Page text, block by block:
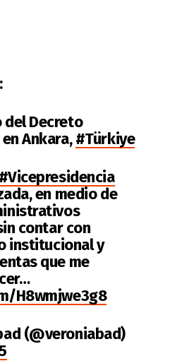
del Decreto
Ankara,#Türkiye
#Vicepresidencia
en medio de
contar con
institucional y
que me
H8wmjwe3g8
(@veroniabad)